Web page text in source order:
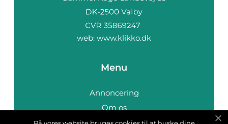
web: www.klikko.dk
Menu
Annoncering
Om os